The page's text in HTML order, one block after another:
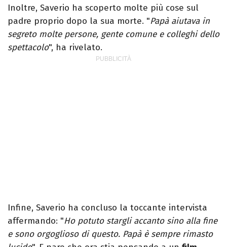
Inoltre, Saverio ha scoperto molte più cose sul
padre proprio dopo la sua morte. "Papà aiutava in
segreto molte persone, gente comune e colleghi dello
spettacolo", ha rivelato.
Infine, Saverio ha concluso la toccante intervista
affermando: "Ho potuto stargli accanto sino alla fine
e sono orgoglioso di questo. Papà è sempre rimasto